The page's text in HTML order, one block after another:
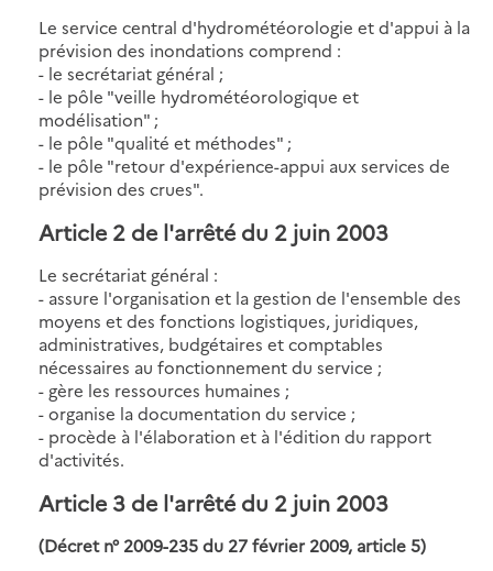
Le service central d'hydrométéorologie et d'appui à la
prévision des inondations comprend :
- le secrétariat général ;
- le pôle "veille hydrométéorologique et
modélisation" ;
- le pôle "qualité et méthodes" ;
- le pôle "retour d'expérience-appui aux services de
prévision des crues".
Article 2 de l'arrêté du 2 juin 2003
Le secrétariat général :
- assure l'organisation et la gestion de l'ensemble des
moyens et des fonctions logistiques, juridiques,
administratives, budgétaires et comptables
nécessaires au fonctionnement du service ;
- gère les ressources humaines ;
- organise la documentation du service ;
- procède à l'élaboration et à l'édition du rapport
d'activités.
Article 3 de l'arrêté du 2 juin 2003
(Décret n° 2009-235 du 27 février 2009, article 5)